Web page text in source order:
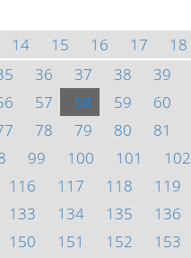
14 15 16 17 18
36 37 38 39
57 58 59 60
78 79 80 81
99 100 101 102
116 117 118 119
133 134 135 136
150 151 152 153